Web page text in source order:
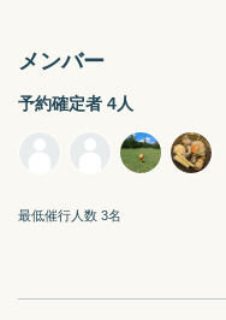
メンバー
予約確定者 4人
最低催行人数 3名